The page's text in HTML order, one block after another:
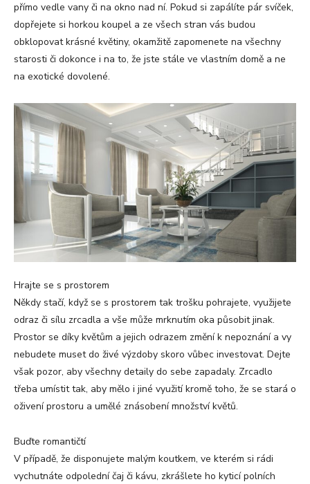
přímo vedle vany či na okno nad ní. Pokud si zapálíte pár svíček,
dopřejete si horkou koupel a ze všech stran vás budou
obklopovat krásné květiny, okamžitě zapomenete na všechny
starosti či dokonce i na to, že jste stále ve vlastním domě a ne
na exotické dovolené.
Hrajte se s prostorem
Někdy stačí, když se s prostorem tak trošku pohrajete, využijete
odraz či sílu zrcadla a vše může mrknutím oka působit jinak.
Prostor se díky květům a jejich odrazem změní k nepoznání a vy
nebudete muset do živé výzdoby skoro vůbec investovat. Dejte
však pozor, aby všechny detaily do sebe zapadaly. Zrcadlo
třeba umístit tak, aby mělo i jiné využití kromě toho, že se stará o
oživení prostoru a umělé znásobení množství květů.
Buďte romantičtí
V případě, že disponujete malým koutkem, ve kterém si rádi
vychutnáte odpolední čaj či kávu, zkrášlete ho kyticí polních